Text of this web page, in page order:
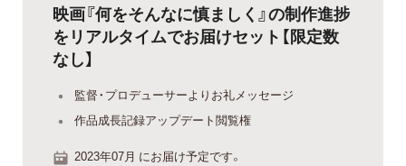
映画『何をそんなに慎ましく』の制作進捗
をリアルタイムでお届けセット【限定数
なし】
監督・プロデューサーよりお礼メッセージ
作品成長記録アップデート閲覧権
2023年07月 にお届け予定です。